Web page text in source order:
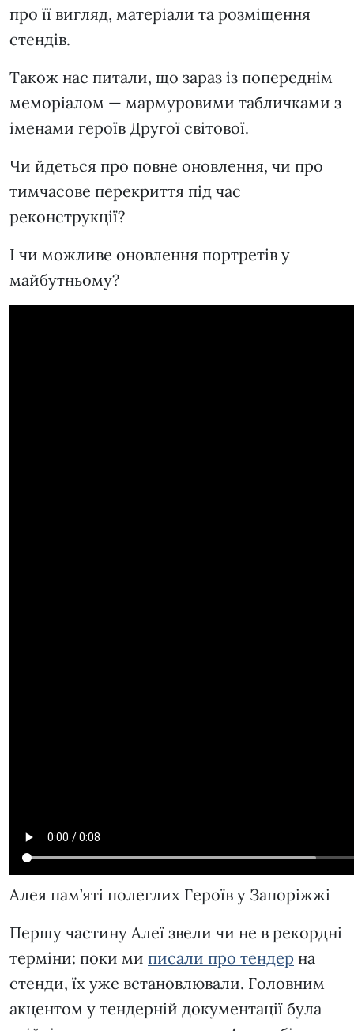
про її вигляд, матеріали та розміщення
стендів.
Також нас питали, що зараз із попереднім
меморіалом — мармуровими табличками з
іменами героїв Другої світової.
Чи йдеться про повне оновлення, чи про
тимчасове перекриття під час
реконструкції?
І чи можливе оновлення портретів у
майбутньому?
Алея пам’яті полеглих Героїв у Запоріжжі
Першу частину Алеї звели чи не в рекордні
терміни: поки ми писали про тендер на
стенди, їх уже встановлювали. Головним
акцентом у тендерній документації була